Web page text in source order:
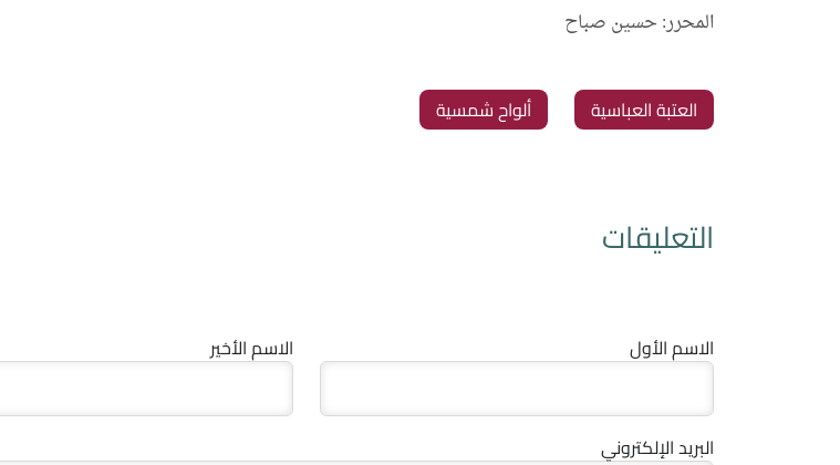
المحرر: حسين صباح
العتبة العباسية ألواح شمسية
التعليقات
الاسم الأول الاسم الأخير
البريد الإلكتروني